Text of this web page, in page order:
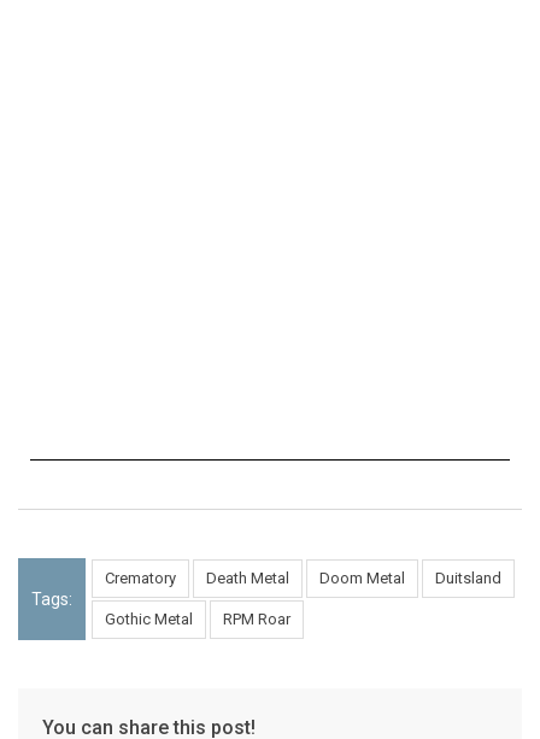
Tags:
Crematory Death Metal Doom Metal Duitsland
Gothic Metal RPM Roar
You can share this post!